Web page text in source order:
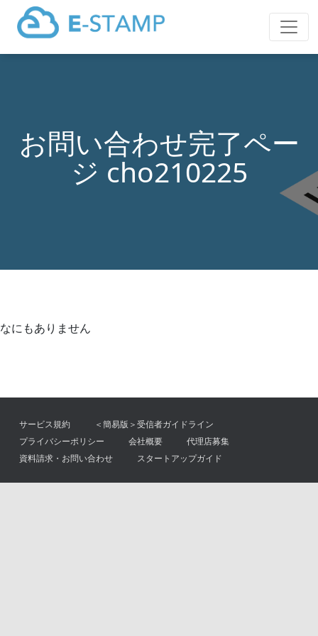
お問い合わせ完了ペー
ジ cho210225
なにもありません
サービス規約
＜簡易版＞受信者ガイドライン
プライバシーポリシー
会社概要
代理店募集
資料請求・お問い合わせ
スタートアップガイド